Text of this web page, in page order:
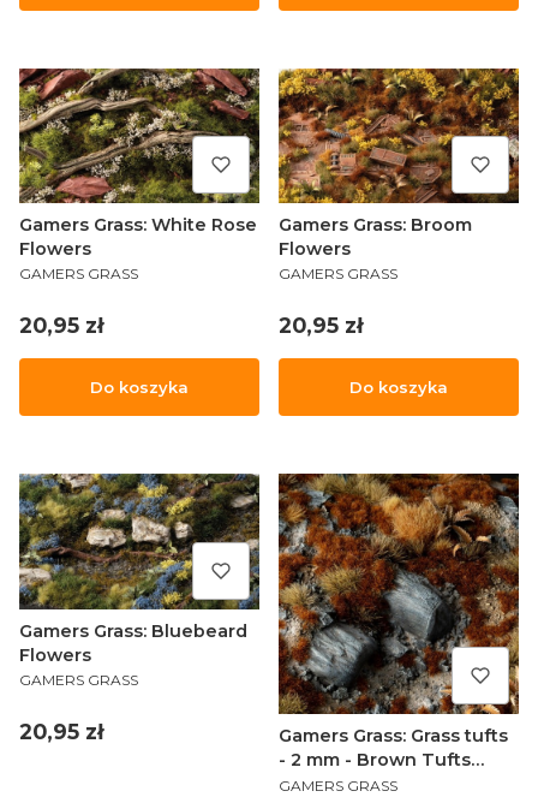
Gamers Grass: White Rose
Flowers
PRODUCENT
GAMERS GRASS
Cena
20,95 zł
Do koszyka
Gamers Grass: Broom
Flowers
PRODUCENT
GAMERS GRASS
Cena
20,95 zł
Do koszyka
Gamers Grass: Bluebeard
Flowers
PRODUCENT
GAMERS GRASS
Cena
20,95 zł
Gamers Grass: Grass tufts
- 2 mm - Brown Tufts
(Wild)
PRODUCENT
GAMERS GRASS